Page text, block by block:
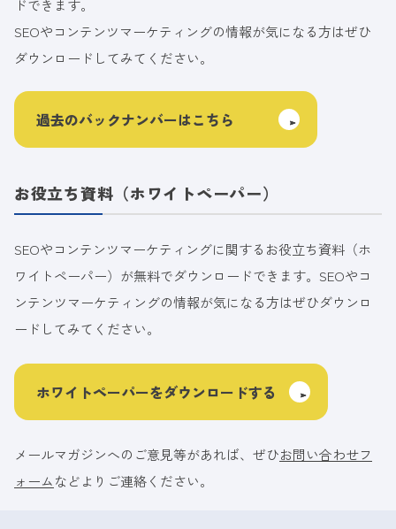
ドできます。
SEOやコンテンツマーケティングの情報が気になる方はぜひ
ダウンロードしてみてください。
過去のバックナンバーはこちら
お役立ち資料（ホワイトペーパー）
SEOやコンテンツマーケティングに関するお役立ち資料（ホ
ワイトペーパー）が無料でダウンロードできます。SEOやコ
ンテンツマーケティングの情報が気になる方はぜひダウンロ
ードしてみてください。
ホワイトペーパーをダウンロードする
メールマガジンへのご意見等があれば、ぜひお問い合わせフ
ォームなどよりご連絡ください。